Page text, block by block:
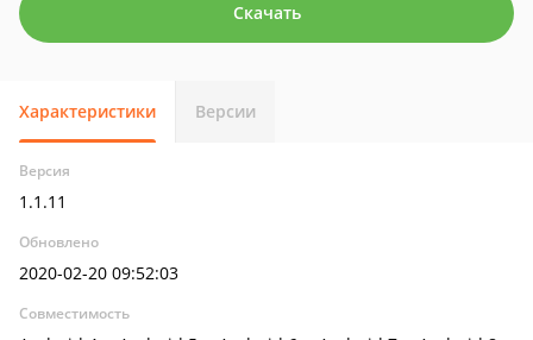
Скачать
Характеристики Версии
Версия
1.1.11
Обновлено
2020-02-20 09:52:03
Совместимость